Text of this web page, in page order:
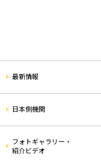
最新情報
日本側機関
フォトギャラリー・
紹介ビデオ